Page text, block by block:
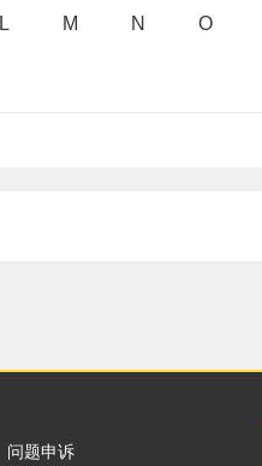
L M N O
问题申诉